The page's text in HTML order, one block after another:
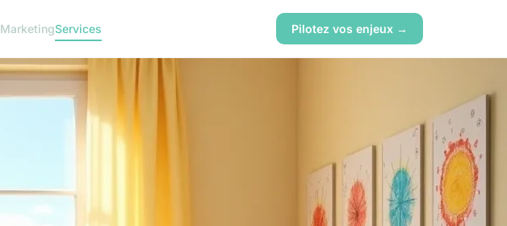
MarketingServices Pilotez vos enjeux →